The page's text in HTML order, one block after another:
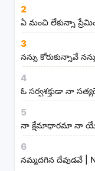
g
s
,
a
r
t
t
s
2
ఏ మంచి లేకున్నా
3
నన్ను కోరుకున్నావే
4
ఓ సర్వశక్తుడా నా
5
నా క్షేమాధారమా నా
6
నమ్మదగిన దేవుడవే |